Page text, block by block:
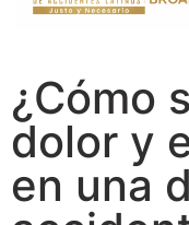
¿Cómo
dolor y
en una